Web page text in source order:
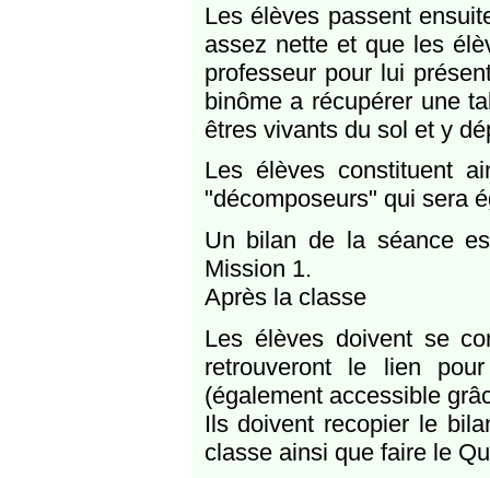
Les élèves passent
assez nette et que les
professeur pour lui
binôme a récupérer une
êtres vivants du sol et y
Les élèves constituent
"décomposeurs" qui sera
Un bilan de la séance
Mission 1.
Après la classe
Les élèves doivent se
retrouveront le lien
(également accessible
Ils doivent recopier le
classe ainsi que faire le